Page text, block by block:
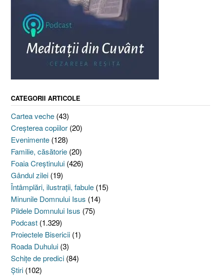
CATEGORII ARTICOLE
Cartea veche (43)
Creşterea copiilor (20)
Evenimente (128)
Familie, căsătorie (20)
Foaia Creştinului (426)
Gândul zilei (19)
Întâmplări, ilustraţii, fabule (15)
Minunile Domnului Isus (14)
Pildele Domnului Isus (75)
Podcast (1.329)
Proiectele Bisericii (1)
Roada Duhului (3)
Schiţe de predici (84)
Ştiri (102)